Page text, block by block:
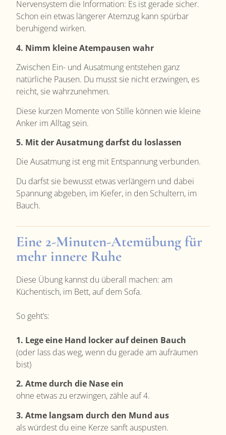
Nervensystem die Information: Es ist gerade sicher.
Schon ein etwas längerer Atemzug kann spürbar
beruhigend wirken.
4. Nimm kleine Atempausen wahr
Zwischen Ein- und Ausatmung entstehen ganz
natürliche Pausen. Du musst sie nicht erzwingen, es
reicht, sie wahrzunehmen.
Diese kurzen Momente von Stille können wie kleine
Anker im Alltag sein.
5. Mit der Ausatmung darfst du loslassen
Die Ausatmung ist eng mit Entspannung verbunden.
Du darfst sie bewusst etwas verlängern und dabei
Spannung abgeben, im Kiefer, in den Schultern, im
Bauch.
Eine 2-Minuten-Atemübung für
mehr innere Ruhe
Diese Übung kannst du überall machen: am
Küchentisch, im Bett, auf dem Sofa.
So geht’s:
1. Lege eine Hand locker auf deinen Bauch
(oder lass das weg, wenn du gerade am aufräumen
bist)
2. Atme durch die Nase ein
ohne etwas zu erzwingen, zähle auf 4.
3. Atme langsam durch den Mund aus
als würdest du eine Kerze sanft auspusten.